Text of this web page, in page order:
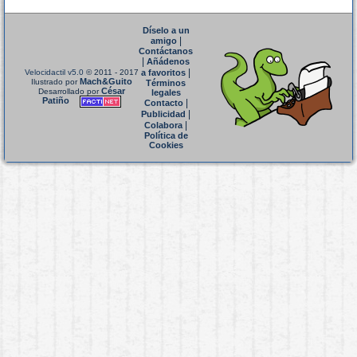
Velocidactil v5.0 © 2011 - 2017
Ilustrado porMach&Guito
Desarrollado porCésar
Patiño
Díselo a un
amigo|
Contáctanos
Añádenos
a favoritos
Términos
legales
Contacto|
Publicidad
Colabora|
Política de
Cookies